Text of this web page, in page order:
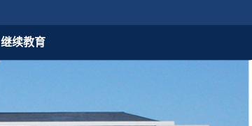
继续教育